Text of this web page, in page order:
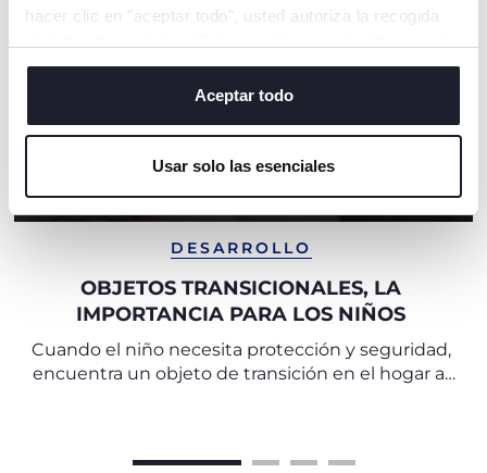
hacer clic en "aceptar todo", usted autoriza la recogida
o cambiar o revocar el consentimiento de todas o
algunas cookies, haga clic en "mostrar detalles". Al
cerrar este banner, usted consiente en utilizar
servicio solicitado.
Aceptar todo
Usar solo las esenciales
DESARROLLO
OBJETOS TRANSICIONALES, LA
IMPORTANCIA PARA LOS NIÑOS
Cuando el niño necesita protección y seguridad,
encuentra un objeto de transición en el hogar al